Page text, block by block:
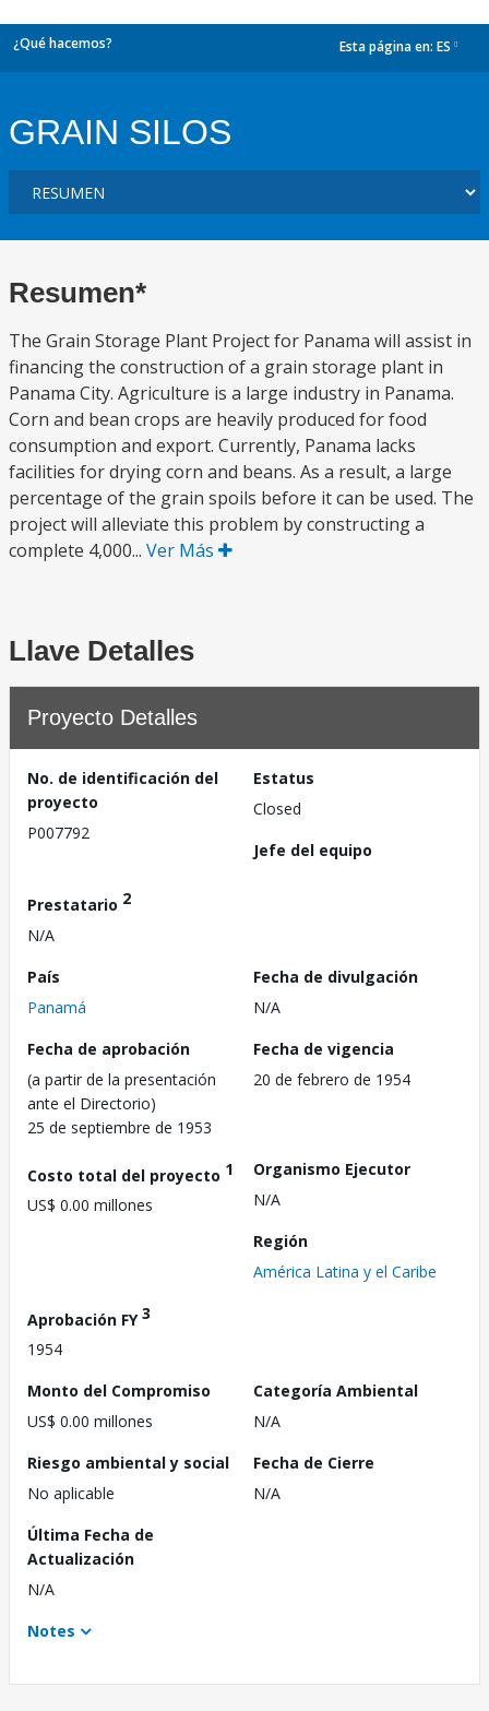
¿Qué hacemos? Esta página en: ES
GRAIN SILOS
Resumen*
The Grain Storage Plant Project for Panama will assist in
financing the construction of a grain storage plant in
Panama City. Agriculture is a large industry in Panama.
Corn and bean crops are heavily produced for food
consumption and export. Currently, Panama lacks
facilities for drying corn and beans. As a result, a large
percentage of the grain spoils before it can be used. The
project will alleviate this problem by constructing a
complete 4,000... Ver Más
Llave Detalles
Proyecto Detalles
No. de identificación del
proyecto
P007792
Estatus
Closed
Jefe del equipo
Prestatario 2
N/A
País
Panamá
Fecha de divulgación
N/A
Fecha de aprobación
(a partir de la presentación
ante el Directorio)
25 de septiembre de 1953
Fecha de vigencia
20 de febrero de 1954
Costo total del proyecto 1
US$ 0.00 millones
Organismo Ejecutor
N/A
Región
América Latina y el Caribe
Aprobación FY3
1954
Monto del Compromiso
US$ 0.00 millones
Categoría Ambiental
N/A
Riesgo ambiental y social
No aplicable
Fecha de Cierre
N/A
Última Fecha de
Actualización
N/A
Notes